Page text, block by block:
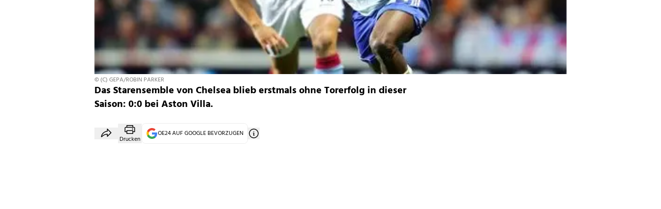
© (C) GEPA/ROBIN PARKER
Das Starensemble von Chelsea blieb erstmals ohne Torerfolg in dieser
Saison: 0:0 bei Aston Villa.
Drucken
OE24 AUF GOOGLE BEVORZUGEN